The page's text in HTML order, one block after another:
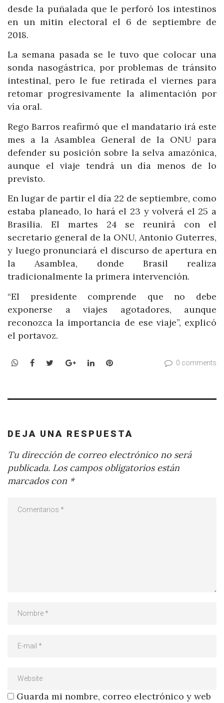
desde la puñalada que le perforó los intestinos
en un mitin electoral el 6 de septiembre de
2018.
La semana pasada se le tuvo que colocar una
sonda nasogástrica, por problemas de tránsito
intestinal, pero le fue retirada el viernes para
retomar progresivamente la alimentación por
vía oral.
Rego Barros reafirmó que el mandatario irá este
mes a la Asamblea General de la ONU para
defender su posición sobre la selva amazónica,
aunque el viaje tendrá un día menos de lo
previsto.
En lugar de partir el día 22 de septiembre, como
estaba planeado, lo hará el 23 y volverá el 25 a
Brasilia. El martes 24 se reunirá con el
secretario general de la ONU, Antonio Guterres,
y luego pronunciará el discurso de apertura en
la Asamblea, donde Brasil realiza
tradicionalmente la primera intervención.
“El presidente comprende que no debe
exponerse a viajes agotadores, aunque
reconozca la importancia de ese viaje”, explicó
el portavoz.
WhatsApp
Facebook
TwitterGoogle+LinkedInPinterest 0 comments
DEJA UNA RESPUESTA
Tu dirección de correo electrónico no será
publicada. Los campos obligatorios están
marcados con *
Guarda mi nombre, correo electrónico y web